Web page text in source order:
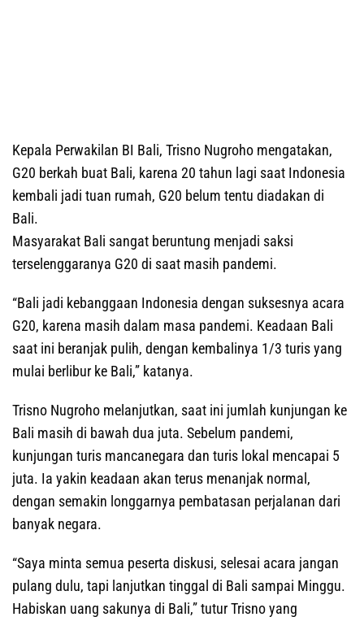
Kepala Perwakilan BI Bali, Trisno Nugroho mengatakan,
G20 berkah buat Bali, karena 20 tahun lagi saat Indonesia
kembali jadi tuan rumah, G20 belum tentu diadakan di
Bali.
Masyarakat Bali sangat beruntung menjadi saksi
terselenggaranya G20 di saat masih pandemi.
“Bali jadi kebanggaan Indonesia dengan suksesnya acara
G20, karena masih dalam masa pandemi. Keadaan Bali
saat ini beranjak pulih, dengan kembalinya 1/3 turis yang
mulai berlibur ke Bali,” katanya.
Trisno Nugroho melanjutkan, saat ini jumlah kunjungan ke
Bali masih di bawah dua juta. Sebelum pandemi,
kunjungan turis mancanegara dan turis lokal mencapai 5
juta. Ia yakin keadaan akan terus menanjak normal,
dengan semakin longgarnya pembatasan perjalanan dari
banyak negara.
“Saya minta semua peserta diskusi, selesai acara jangan
pulang dulu, tapi lanjutkan tinggal di Bali sampai Minggu.
Habiskan uang sakunya di Bali,” tutur Trisno yang